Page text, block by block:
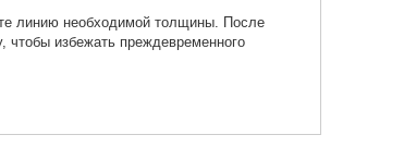
линию необходимой толщины. После
чтобы избежать преждевременного